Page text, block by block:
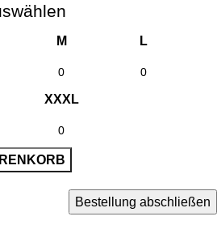
M L
XXXL
Bestellung abschließen